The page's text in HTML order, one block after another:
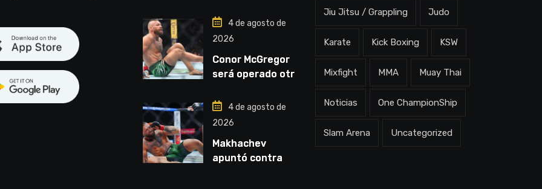
“Van a ver en qué
liga competirá”
4 de agosto de
2026
Conor McGregor
será operado otra
cirugía número
cinco”
4 de agosto de
2026
Makhachev
apuntó contra
Jiu Jitsu / Grappling Judo
Karate Kick Boxing KSW
Mixfight MMA Muay Thai
Noticias One ChampionShip
Slam Arena Uncategorized